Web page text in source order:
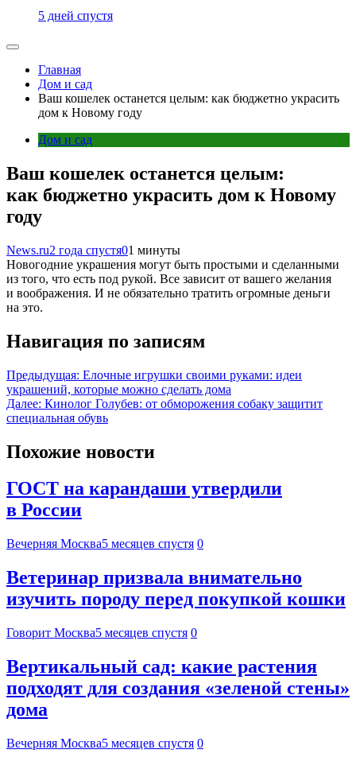
5 дней спустя
Главная
Дом и сад
Ваш кошелек останется целым: как бюджетно украсить
дом к Новому году
Дом и сад
Ваш кошелек останется целым:
как бюджетно украсить дом к Новому
году
News.ru2 года спустя01 минуты
Новогодние украшения могут быть простыми и сделанными
из того, что есть под рукой. Все зависит от вашего желания
и воображения. И не обязательно тратить огромные деньги
на это.
Навигация по записям
Предыдущая: Елочные игрушки своими руками: идеи
украшений, которые можно сделать дома
Далее: Кинолог Голубев: от обморожения собаку защитит
специальная обувь
Похожие новости
ГОСТ на карандаши утвердили
в России
Вечерняя Москва5 месяцев спустя 0
Ветеринар призвала внимательно
изучить породу перед покупкой кошки
Говорит Москва5 месяцев спустя 0
Вертикальный сад: какие растения
подходят для создания «зеленой стены»
дома
Вечерняя Москва5 месяцев спустя 0